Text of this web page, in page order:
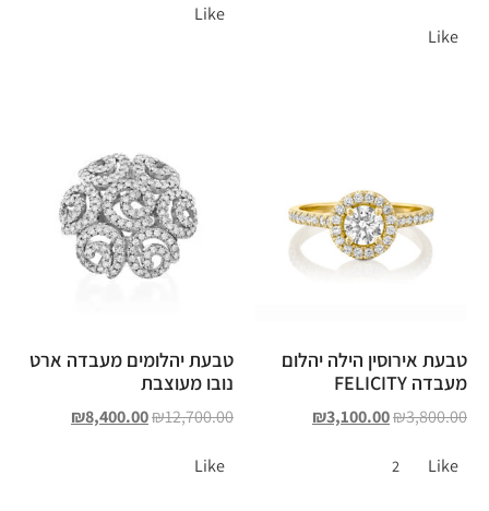
Like
Like
טבעת אירוסין הילה יהלום
מעבדה FELICITY
₪3,800.00
₪3,100.00
Like
2
טבעת יהלומים מעבדה ארט
נובו מעוצבת
₪12,700.00
₪8,400.00
Like